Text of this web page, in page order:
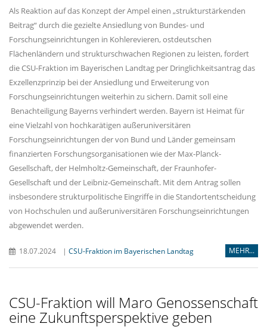
Als Reaktion auf das Konzept der Ampel einen „strukturstärkenden
Beitrag“ durch die gezielte Ansiedlung von Bundes- und
Forschungseinrichtungen in Kohlerevieren, ostdeutschen
Flächenländern und strukturschwachen Regionen zu leisten, fordert
die CSU-Fraktion im Bayerischen Landtag per Dringlichkeitsantrag das
Exzellenzprinzip bei der Ansiedlung und Erweiterung von
Forschungseinrichtungen weiterhin zu sichern. Damit soll eine
Benachteiligung Bayerns verhindert werden. Bayern ist Heimat für
eine Vielzahl von hochkarätigen außeruniversitären
Forschungseinrichtungen der von Bund und Länder gemeinsam
finanzierten Forschungsorganisationen wie der Max-Planck-
Gesellschaft, der Helmholtz-Gemeinschaft, der Fraunhofer-
Gesellschaft und der Leibniz-Gemeinschaft. Mit dem Antrag sollen
insbesondere strukturpolitische Eingriffe in die Standortentscheidung
von Hochschulen und außeruniversitären Forschungseinrichtungen
abgewendet werden.
18.07.2024 | CSU-Fraktion im Bayerischen Landtag MEHR...
CSU-Fraktion will Maro Genossenschaft
eine Zukunftsperspektive geben